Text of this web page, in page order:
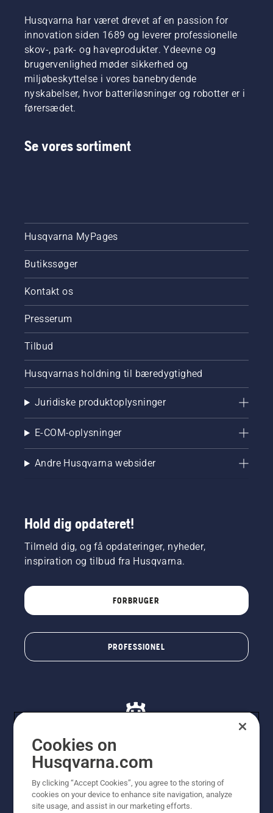
Husqvarna har været drevet af en passion for
innovation siden 1689 og leverer professionelle
skov-, park- og haveprodukter. Ydeevne og
brugervenlighed møder sikkerhed og
miljøbeskyttelse i vores banebrydende
nyskabelser, hvor batteriløsninger og robotter er i
førersædet.
Se vores sortiment
Husqvarna MyPages
Butikssøger
Kontakt os
Presserum
Tilbud
Husqvarnas holdning til bæredygtighed
Juridiske produktoplysninger
E-COM-oplysninger
Andre Husqvarna websider
Hold dig opdateret!
Tilmeld dig, og få opdateringer, nyheder,
inspiration og tilbud fra Husqvarna.
FORBRUGER
PROFESSIONEL
viste priser er vejledende udsalgspriser. Der tages
forbehold for stave- og trykfejl samt prisændringer. Vi
Cookies on
Husqvarna.com
By clicking “Accept Cookies”, you agree to the storing of
cookies on your device to enhance site navigation, analyze
site usage, and assist in our marketing efforts.